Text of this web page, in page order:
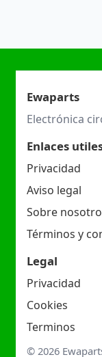
Ewaparts
Electrónica
Enlaces
Privacidad
Aviso legal
Sobre
Términos y
Legal
Privacidad
Cookies
Terminos
© 2026